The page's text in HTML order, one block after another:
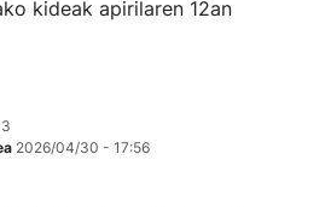
kideak apirilaren 12an
2026/04/30 - 17:56